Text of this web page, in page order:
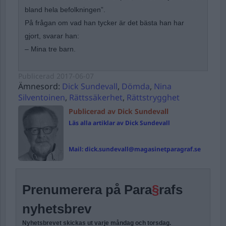
bland hela befolkningen”.
På frågan om vad han tycker är det bästa han har
gjort, svarar han:
– Mina tre barn.
Ämnesord: Dick Sundevall, Dömda, Nina
Silventoinen, Rättssäkerhet, Rättstrygghet
Publicerad av Dick Sundevall
Läs alla artiklar av Dick Sundevall
Mail:dick.sundevall@magasinetparagraf.se
Prenumerera på Para§rafs
nyhetsbrev
Nyhetsbrevet skickas ut varje måndag och torsdag.